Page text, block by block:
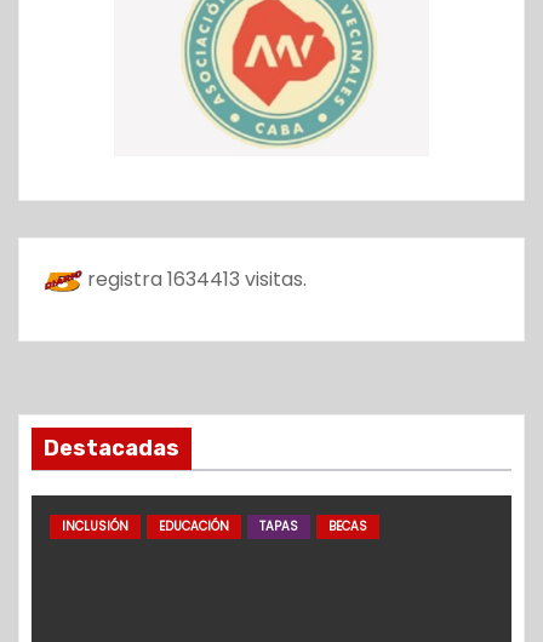
registra 1634413 visitas.
Destacadas
INCLUSIÓN EDUCACIÓN TAPAS BECAS